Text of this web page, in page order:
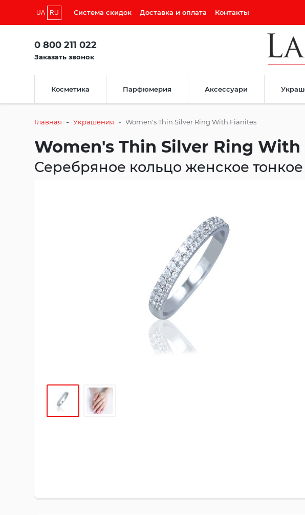
UA RU Система скидок Доставка и оплата Контакты
0 800 211 022
Заказать звонок
Косметика Парфюмерия Аксессуари
Главная - Украшения - Women's Thin Silver Ring With Fianites
Women's Thin Silver Ring With
Серебряное кольцо женское